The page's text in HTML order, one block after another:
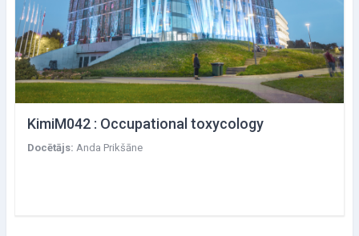
KimiM042 : Occupational toxycology
Docētājs: Anda Prikšāne